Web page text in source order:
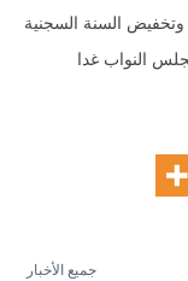
وتخفيض السنة السجنية
النواب غدا
جميع الأخبار